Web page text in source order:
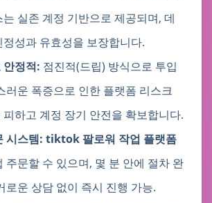
실존 계정 기반으로 제공되며, 데
정성과 유효성을 보장합니다.
안정적: 점진적(드립) 방식으로 투입
러운 폭증으로 인한 플랫폼 리스크
피하고 계정 장기 안전을 확보합니다.
시스템: tiktok 팔로워 작업 플랫폼
주문할 수 있으며, 몇 분 안에 절차 완
운 상담 없이 즉시 진행 가능.